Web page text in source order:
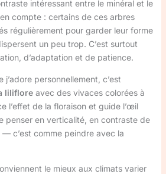
intéressant entre le minéral et le
compte : certains de ces arbres
régulièrement pour garder leur forme
un peu trop. C’est surtout
d’adaptation et de patience.
personnellement, c’est
lilifloreavec des vivaces colorées à
l’effet de la floraison et guide l’œil
penser en verticalité, en contraste de
c’est comme peindre avec la
le mieux aux climats varier